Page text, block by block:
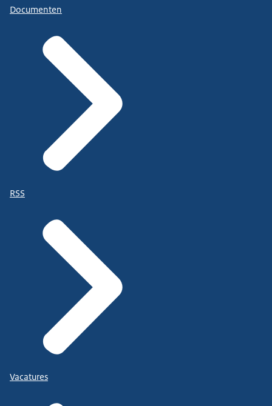
Documenten
RSS
Vacatures